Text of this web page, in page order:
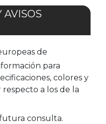
AVISOS
de
para
colores y
a los de la
consulta.